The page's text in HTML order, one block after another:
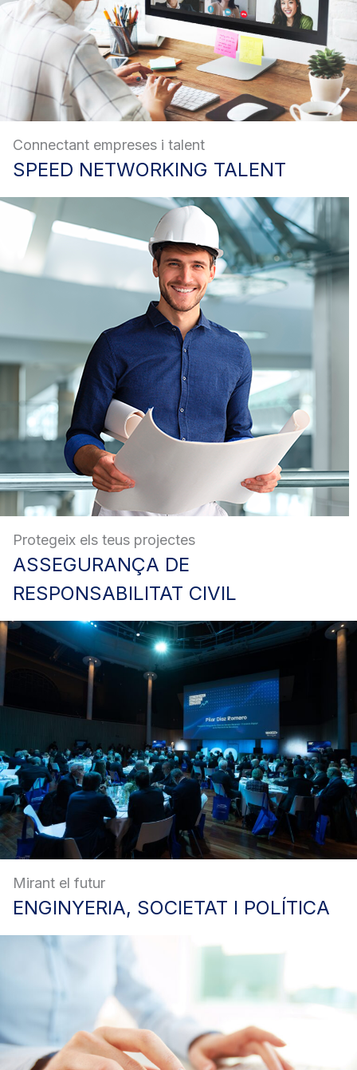
Connectant empreses i talent
SPEED NETWORKING TALENT
Protegeix els teus projectes
ASSEGURANÇA DE
RESPONSABILITAT CIVIL
Mirant el futur
ENGINYERIA, SOCIETAT I POLÍTICA